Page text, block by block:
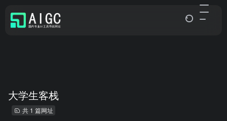
大学生客栈
共 1 篇网址